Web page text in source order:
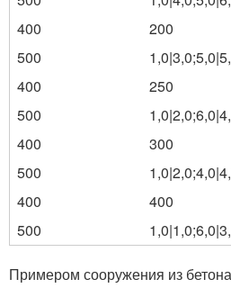
400
200
500
400
250
500
400
300
500
400
400
500
Примером сооружения из